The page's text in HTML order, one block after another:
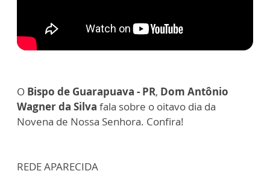
O Bispo de Guarapuava - PR, Dom Antônio
Wagner da Silva fala sobre o oitavo dia da
Novena de Nossa Senhora. Confira!
REDE APARECIDA